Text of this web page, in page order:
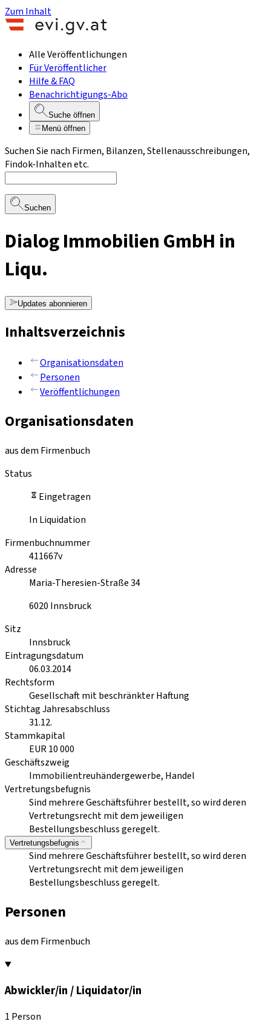
Zum Inhalt
Alle Veröffentlichungen
Für Veröffentlicher
Hilfe & FAQ
Benachrichtigungs-Abo
Suche öffnen
Menü öffnen
Suchen Sie nach Firmen, Bilanzen, Stellenausschreibungen,
Findok-Inhalten etc.
Suchen
Dialog Immobilien GmbH in
Liqu.
Updates abonnieren
Inhaltsverzeichnis
Organisationsdaten
Personen
Veröffentlichungen
Organisationsdaten
aus dem Firmenbuch
Status
Eingetragen
In Liquidation
Firmenbuchnummer
411667v
Adresse
Maria-Theresien-Straße 34
6020 Innsbruck
Sitz
Innsbruck
Eintragungsdatum
06.03.2014
Rechtsform
Gesellschaft mit beschränkter Haftung
Stichtag Jahresabschluss
31.12.
Stammkapital
EUR 10 000
Geschäftszweig
Immobilientreuhändergewerbe, Handel
Vertretungsbefugnis
Sind mehrere Geschäftsführer bestellt, so wird deren
Vertretungsrecht mit dem jeweiligen
Bestellungsbeschluss geregelt.
Vertretungsbefugnis
Sind mehrere Geschäftsführer bestellt, so wird deren
Vertretungsrecht mit dem jeweiligen
Bestellungsbeschluss geregelt.
Personen
aus dem Firmenbuch
Abwickler/in / Liquidator/in
1 Person